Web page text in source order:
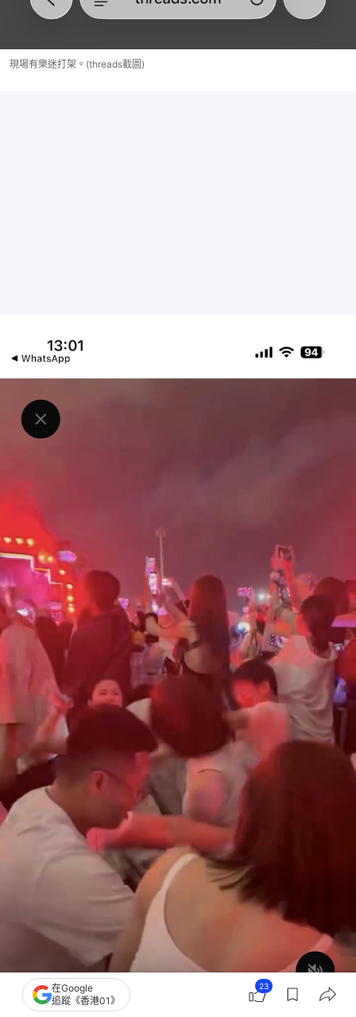
現場有樂迷打架。(threads截圖)
在Google
追蹤《香港01》
23